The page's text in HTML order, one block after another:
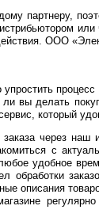
партнеру,
ООО
вы делать
который
через
с
удобное
обработки
описания